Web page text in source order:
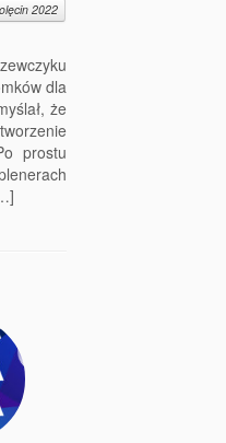
2022
dla
że
prostu